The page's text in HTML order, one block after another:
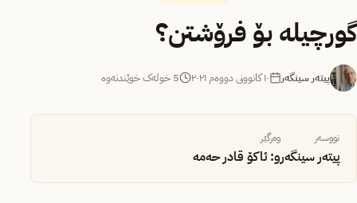
گورچیله‌ بۆ فرۆشتن؟
پیتەر سینگەر ١٠ کانوونی دووەم ٢٠٢١ 5 خولەک خوێندنەوە
نووسەر
پیتەر سینگەر
وەرگێر
و: ئاكۆ قادر حه‌مه‌